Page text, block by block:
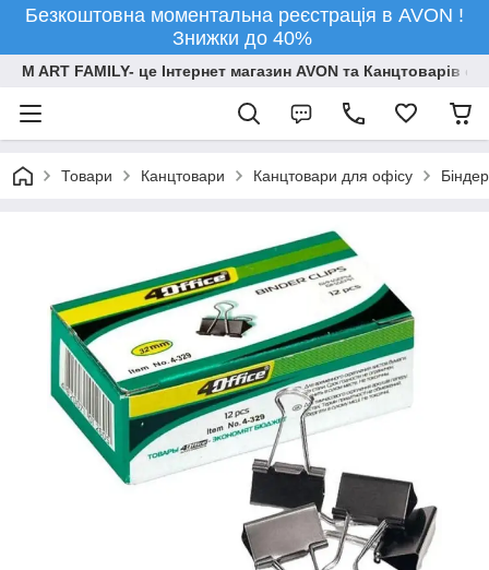
Безкоштовна моментальна реєстрація в AVON !
Знижки до 40%
M ART FAMILY- це Інтернет магазин AVON та Канцтоварів
Товари Канцтовари Канцтовари для офісу